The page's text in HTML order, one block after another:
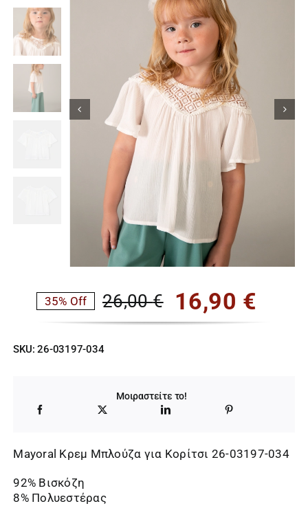
Κορίτσι
Εσώρουχα
Είδη Παρέλασης
Σχετικά με εμάς
English
26,00€
Original
price
26,00 €.
16,90 €
Η
τρέχουσα
είναι:
16,90 €.
35% Off
SKU:26-03197-034
Μοιραστείτε το!
Mayoral Κρεμ Μπλούζα για Κορίτσι 26-03197-034
92% Βισκόζη
8% Πολυεστέρας